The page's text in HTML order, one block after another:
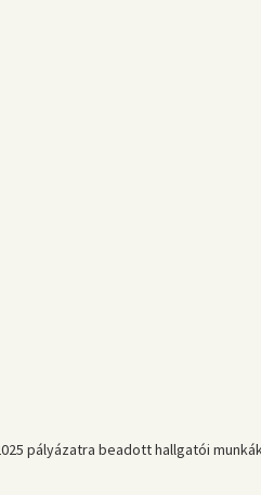
pályázatra beadott hallgatói